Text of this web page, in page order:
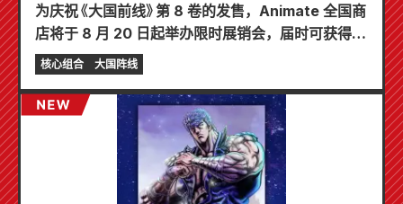
为庆祝《大国前线》第 8 卷的发售，Animate 全国商
店将于 8 月 20 日起举办限时展销会，届时可获得特
制迷你卡片（共 4 种）！
核心组合 大国阵线